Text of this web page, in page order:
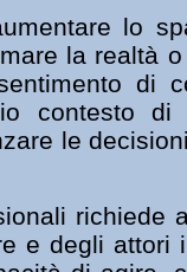
lo
la realtà
di
contesto
le
richiede
e degli attori